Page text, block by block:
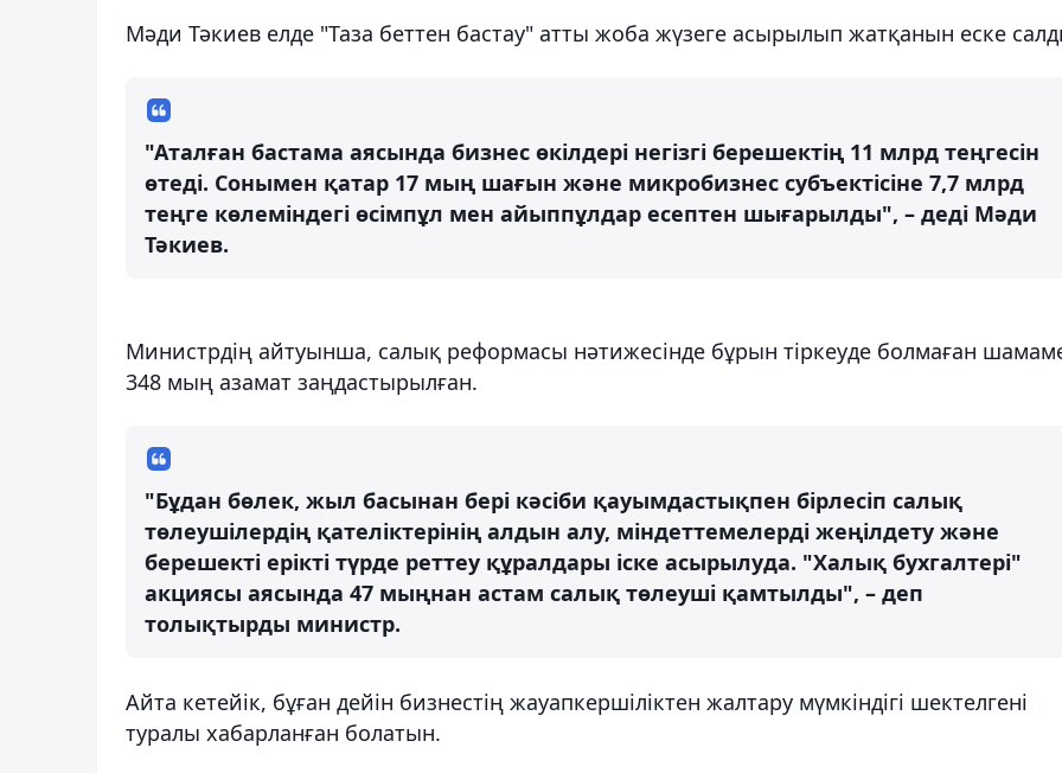
Мәди Тәкиев елде "Таза беттен бастау" атты жоба жүзеге асырылып жатқанын еске
"Аталған бастама аясында бизнес өкілдері негізгі берешектің 11 млрд теңгесін
өтеді. Сонымен қатар 17 мың шағын және микробизнес субъектісіне 7,7 млрд
теңге көлеміндегі өсімпұл мен айыппұлдар есептен шығарылды", – деді Мәди
Тәкиев.
Министрдің айтуынша, салық реформасы нәтижесінде бұрын тіркеуде болмаған
348 мың азамат заңдастырылған.
"Бұдан бөлек, жыл басынан бері кәсіби қауымдастықпен бірлесіп салық
төлеушілердің қателіктерінің алдын алу, міндеттемелерді жеңілдету және
берешекті ерікті түрде реттеу құралдары іске асырылуда. "Халық бухгалтері"
акциясы аясында 47 мыңнан астам салық төлеуші қамтылды", – деп
толықтырды министр.
Айта кетейік, бұған дейін бизнестің жауапкершіліктен жалтару мүмкіндігі шектелгені
туралы хабарланған болатын.